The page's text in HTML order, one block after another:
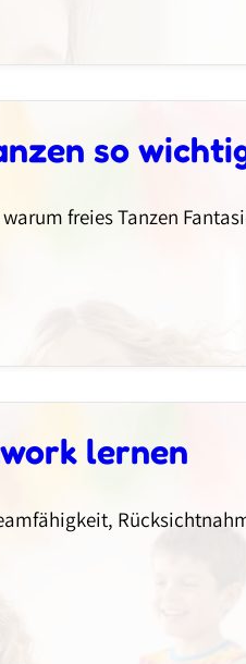
so
freies Tanzen
lernen